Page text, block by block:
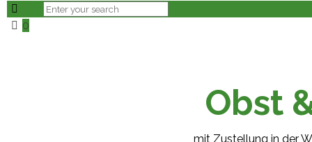
0
Obst
mit Zustellung in der